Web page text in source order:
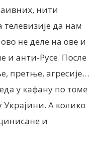
нити
да нам
не деле на ове и
и анти-Русе. После
претње, агресије…
у кафану по томе
Украјини. А колико
и